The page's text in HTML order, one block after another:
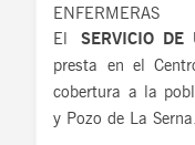
ENFERMERAS
ElSERVICIO DE
presta en el
cobertura a la
y Pozo de La